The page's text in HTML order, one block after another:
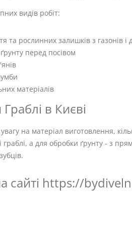
видів робіт:
та рослинних залишків з газонів і
перед посівом
матеріалів
в Києві
на матеріал виготовлення,
граблі, а для обробки ґрунту - з
сайті https://